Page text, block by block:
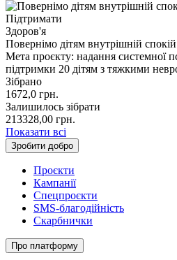
Підтримати
Здоров'я
Повернімо дітям внутрішній спокій
Мета проєкту: надання системної
підтримки 20 дітям з тяжкими
Зібрано
1672,0 грн.
Залишилось зібрати
213328,00 грн.
Показати всі
Зробити добро
Проєкти
Кампанії
Спецпроєкти
SMS-благодійність
Скарбнички
Про платформу